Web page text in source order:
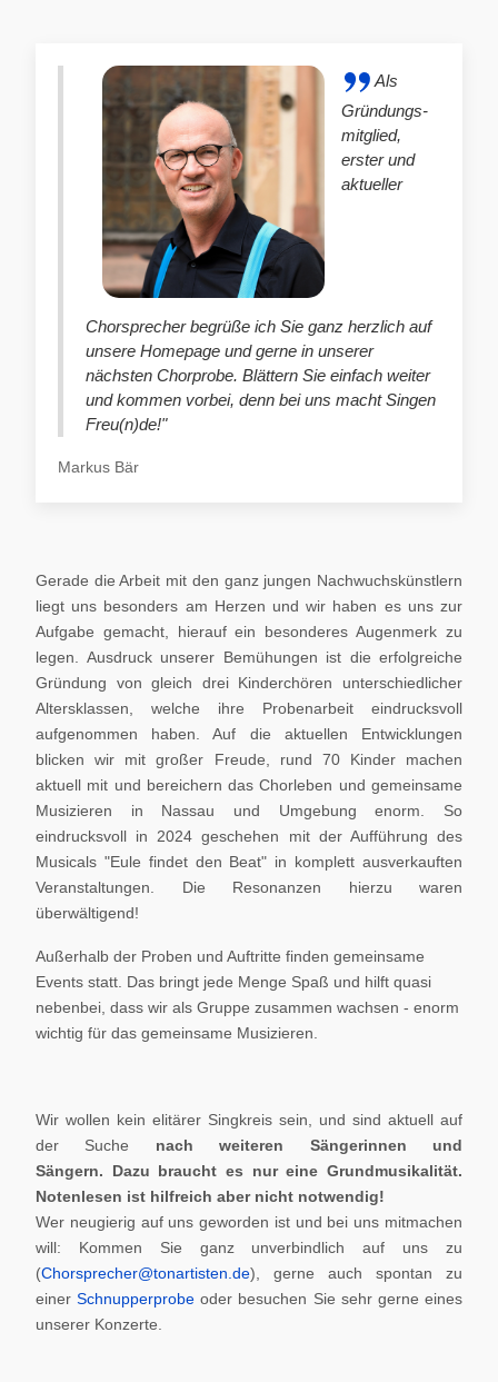
Als
Gründungs-
mitglied,
erster und
aktueller
Chorsprecher begrüße ich Sie ganz herzlich auf
unsere Homepage und gerne in unserer
nächsten Chorprobe. Blättern Sie einfach weiter
und kommen vorbei, denn bei uns macht Singen
Freu(n)de!"
Markus Bär
Gerade die Arbeit mit den ganz jungen Nachwuchskünstlern
liegt uns besonders am Herzen und wir haben es uns zur
Aufgabe gemacht, hierauf ein besonderes Augenmerk zu
legen. Ausdruck unserer Bemühungen ist die erfolgreiche
Gründung von gleich drei Kinderchören unterschiedlicher
Altersklassen, welche ihre Probenarbeit eindrucksvoll
aufgenommen haben. Auf die aktuellen Entwicklungen
blicken wir mit großer Freude, rund 70 Kinder machen
aktuell mit und bereichern das Chorleben und gemeinsame
Musizieren in Nassau und Umgebung enorm. So
eindrucksvoll in 2024 geschehen mit der Aufführung des
Musicals "Eule findet den Beat" in komplett ausverkauften
Veranstaltungen. Die Resonanzen hierzu waren
überwältigend!
Außerhalb der Proben und Auftritte finden gemeinsame
Events statt. Das bringt jede Menge Spaß und hilft quasi
nebenbei, dass wir als Gruppe zusammen wachsen - enorm
wichtig für das gemeinsame Musizieren.
Wir wollen kein elitärer Singkreis sein, und sind aktuell auf
der Suche nach weiteren Sängerinnen und
Sängern. Dazu braucht es nur eine Grundmusikalität.
Notenlesen ist hilfreich aber nicht notwendig!
Wer neugierig auf uns geworden ist und bei uns mitmachen
will: Kommen Sie ganz unverbindlich auf uns zu
(Chorsprecher@tonartisten.de), gerne auch spontan zu
einerSchnupperprobe oder besuchen Sie sehr gerne eines
unserer Konzerte.